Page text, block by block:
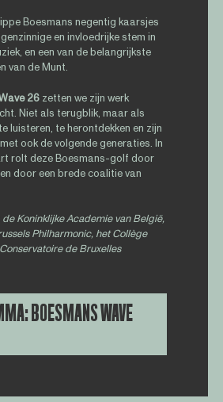
Boesmans negentig kaarsjes
en invloedrijke stem in
en een van de belangrijkste
van de Munt.
26zetten we zijn werk
Niet als terugblik, maar als
luisteren, te herontdekken en zijn
ook de volgende generaties. In
rolt deze Boesmans-golf door
door een brede coalitie van
de Koninklijke Academie van België,
Philharmonic, het Collège
de Bruxelles
BOESMANS WAVE